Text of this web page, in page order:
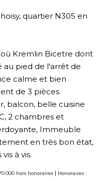
quartier N305 en
Kremlin Bicetre dont
pied de l'arrêt de
calme et bien
de 3 pièces
balcon, belle cuisine
2 chambres et
Immeuble
en très bon état,
à vis.
000 hors honoraires | Honoraires :